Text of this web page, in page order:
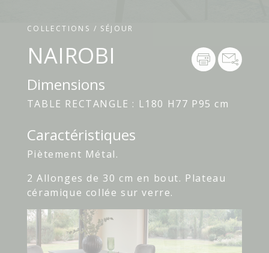
COLLECTIONS / SÉJOUR
NAIROBI
Dimensions
TABLE RECTANGLE : L180 H77 P95 cm
Caractéristiques
Piètement Métal.
2 Allonges de 30 cm en bout. Plateau
céramique collée sur verre.